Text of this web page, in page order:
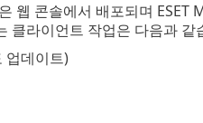
웹 콘솔에서 배포되며
라이언트 작업은 다음과 같
업데이트)